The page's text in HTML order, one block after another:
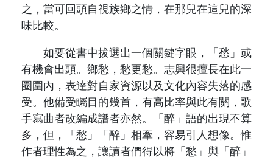
之，當可回頭自視族鄉之情，在那兒在這兒的深
味比較。
如要從書中拔選出一個關鍵字眼，「愁」或
有機會出頭。鄉愁，愁更愁。志興很擅長在此一
圈圍內，表達對自家資源以及文化內容失落的感
受。他備受矚目的幾首，有高比率與此有關，歌
手寫曲者改編成譜者亦然。「醉」語的出現不算
多，但，「愁」「醉」相牽，容易引人想像。惟
作者理性為之，讓讀者們得以將「愁」與「醉」